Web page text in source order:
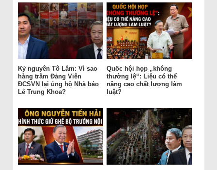
Kỷ nguyên Tô Lâm: Vì sao
hàng trăm Đảng Viên
ĐCSVN lại ủng hộ Nhà báo
Lê Trung Khoa?
Quốc hội họp „không
thường lệ“: Liệu có thể
nâng cao chất lượng làm
luật?